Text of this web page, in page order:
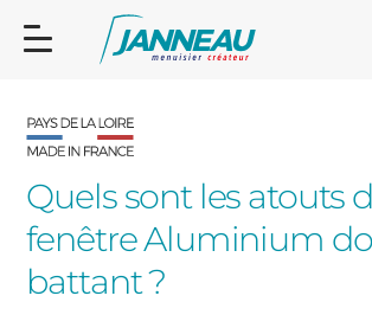
Quels sont les atouts
fenêtre Aluminium
battant ?
FENÊTRES ET PORTES-FENÊTRES